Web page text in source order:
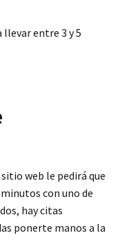
entre 3 y 5
web le pedirá que
con uno de
hay citas
ponerte manos a la